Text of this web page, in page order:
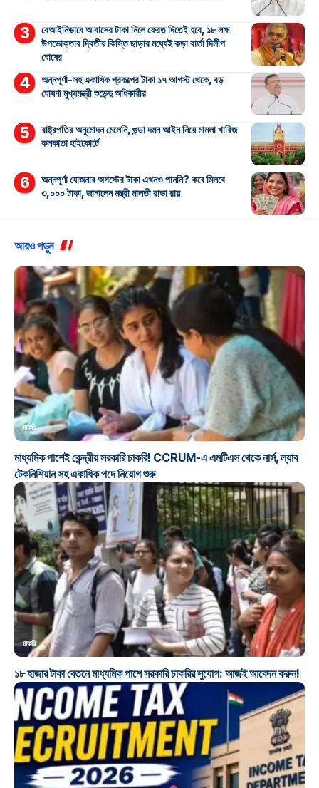
বেআইনিভাবে আবাসের টাকা নিলে ফেরত দিতেই হবে, ১৮ লক্ষ
উপভোক্তার দ্বিতীয় কিস্তি ছাড়ার মধ্যেই কড়া বার্তা দিলীপ
ঘোষের
অন্নপূর্ণা-সহ একাধিক প্রকল্পের টাকা ১৭ আগস্ট থেকে, বড়
ঘোষণা মুখ্যমন্ত্রী শুভেন্দু অধিকারীর
রাষ্ট্রপতির অনুমোদন মেলেনি, গুন্ডা দমন আইন নিয়ে মামলা খারিজ
কলকাতা হাইকোর্টে
অন্নপূর্ণা যোজনার অগস্টের টাকা এখনও পাননি? কবে মিলবে
৩,০০০ টাকা, জানালেন মন্ত্রী মালতী রাভা রায়
আরও পড়ুন
চাকরি
মাধ্যমিক পাশেই কেন্দ্রীয় সরকারি চাকরি! CCRUM-এ এমটিএস থেকে নার্স, ল্যাব
টেকনিশিয়ান সহ একাধিক পদে নিয়োগ শুরু
চাকরি
১৮ হাজার টাকা বেতনে মাধ্যমিক পাশে সরকারি চাকরির সুযোগ: আজই আবেদন করুন!